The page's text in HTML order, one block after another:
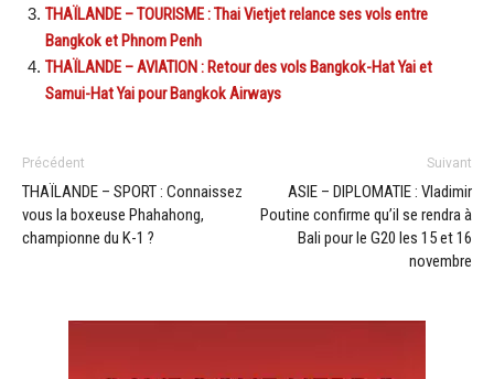
THAÏLANDE – TOURISME : Thai Vietjet relance ses vols entre
Bangkok et Phnom Penh
THAÏLANDE – AVIATION : Retour des vols Bangkok-Hat Yai et
Samui-Hat Yai pour Bangkok Airways
Précédent
THAÏLANDE – SPORT : Connaissez
vous la boxeuse Phahahong,
championne du K-1 ?
Suivant
ASIE – DIPLOMATIE : Vladimir
Poutine confirme qu’il se rendra à
Bali pour le G20 les 15 et 16
novembre